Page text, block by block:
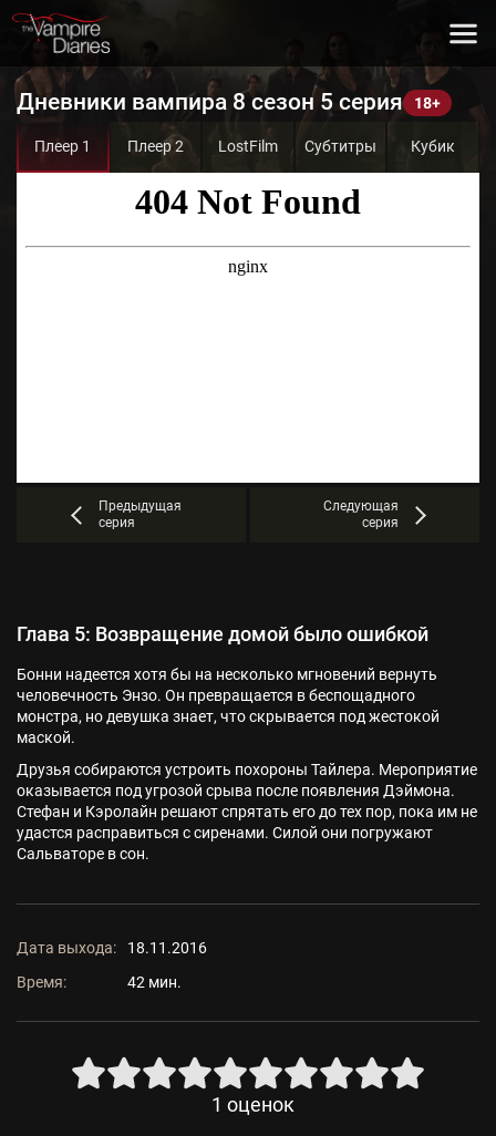
Дневники вампира 8 сезон 5 серия
Плеер 1 Плеер 2 LostFilm Субтитры Кубик
Предыдущая
серия
Следующая
серия
Глава 5: Возвращение домой было ошибкой
Бонни надеется хотя бы на несколько мгновений вернуть
человечность Энзо. Он превращается в беспощадного
монстра, но девушка знает, что скрывается под жестокой
маской.
Друзья собираются устроить похороны Тайлера. Мероприятие
оказывается под угрозой срыва после появления Дэймона.
Стефан и Кэролайн решают спрятать его до тех пор, пока им не
удастся расправиться с сиренами. Силой они погружают
Сальваторе в сон.
Дата выхода:
18.11.2016
Время:
42 мин.
1 оценок